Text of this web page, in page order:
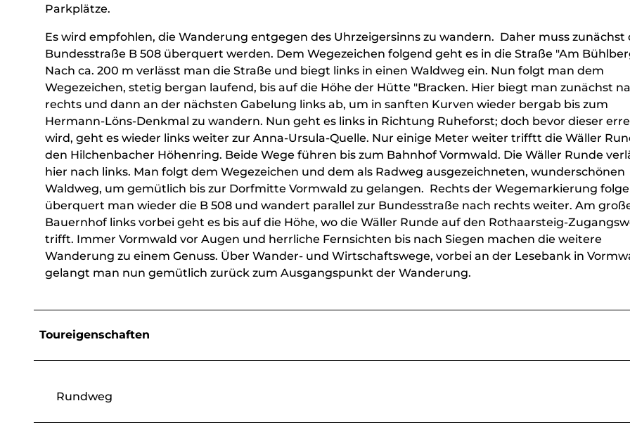
Parkplätze.
Es wird empfohlen, die Wanderung entgegen des Uhrzeigersinns zu wandern. Daher muss zunächst
Bundesstraße B 508 überquert werden. Dem Wegezeichen folgend geht es in die Straße "Am
Nach ca. 200 m verlässt man die Straße und biegt links in einen Waldweg ein. Nun folgt man dem
Wegezeichen, stetig bergan laufend, bis auf die Höhe der Hütte "Bracken. Hier biegt man zunächst
rechts und dann an der nächsten Gabelung links ab, um in sanften Kurven wieder bergab bis zum
Hermann-Löns-Denkmal zu wandern. Nun geht es links in Richtung Ruheforst; doch bevor dieser
wird, geht es wieder links weiter zur Anna-Ursula-Quelle. Nur einige Meter weiter trifftt die Wäller
den Hilchenbacher Höhenring. Beide Wege führen bis zum Bahnhof Vormwald. Die Wäller Runde
hier nach links. Man folgt dem Wegezeichen und dem als Radweg ausgezeichneten, wunderschönen
Waldweg, um gemütlich bis zur Dorfmitte Vormwald zu gelangen. Rechts der Wegemarkierung
überquert man wieder die B 508 und wandert parallel zur Bundesstraße nach rechts weiter. Am
Bauernhof links vorbei geht es bis auf die Höhe, wo die Wäller Runde auf den Rothaarsteig-
trifft. Immer Vormwald vor Augen und herrliche Fernsichten bis nach Siegen machen die weitere
Wanderung zu einem Genuss. Über Wander- und Wirtschaftswege, vorbei an der Lesebank in
gelangt man nun gemütlich zurück zum Ausgangspunkt der Wanderung.
Toureigenschaften
Rundweg